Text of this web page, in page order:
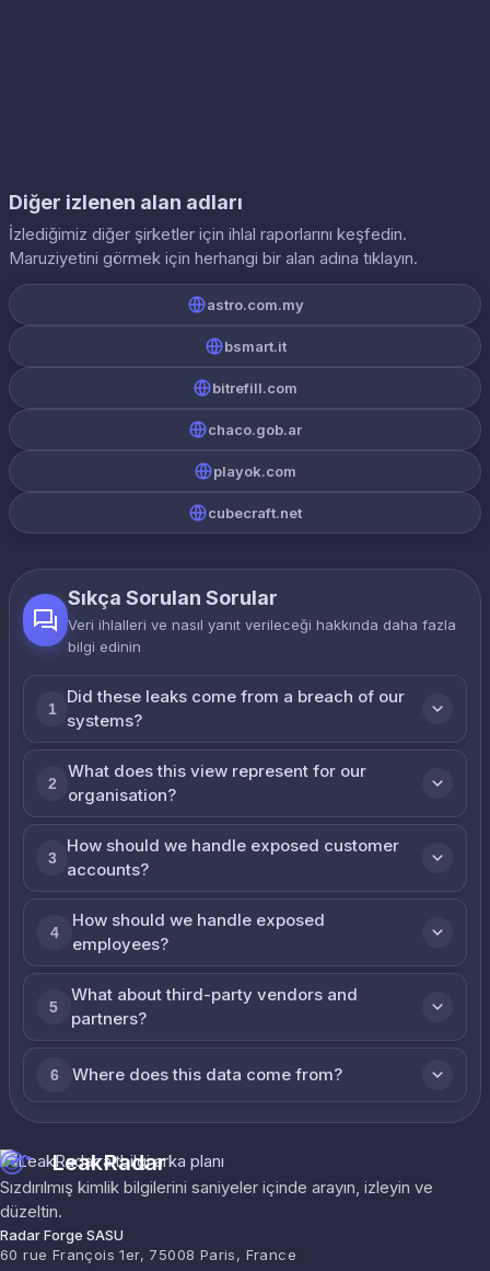
Diğer izlenen alan adları
İzlediğimiz diğer şirketler için ihlal raporlarını keşfedin.
Maruziyetini görmek için herhangi bir alan adına tıklayın.
astro.com.my
bsmart.it
bitrefill.com
chaco.gob.ar
playok.com
cubecraft.net
Sıkça Sorulan Sorular
Veri ihlalleri ve nasıl yanıt verileceği hakkında daha fazla
bilgi edinin
1
Did these leaks come from a breach of our
systems?
2
What does this view represent for our
organisation?
3
How should we handle exposed customer
accounts?
4
How should we handle exposed
employees?
5
What about third-party vendors and
partners?
6 Where does this data come from?
LeakRadar
Sızdırılmış kimlik bilgilerini saniyeler içinde arayın, izleyin ve
düzeltin.
Radar Forge SASU
60 rue François 1er, 75008 Paris, France